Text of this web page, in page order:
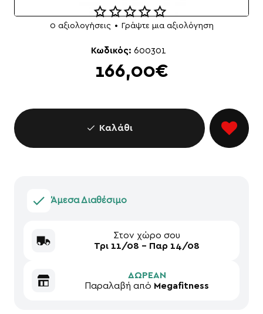
0 αξιολογήσεις • Γράψτε μια αξιολόγηση
166,00€
Κωδικός: 600301
Καλάθι
Άμεσα Διαθέσιμο
Στον χώρο σου
Τρι 11/08 - Παρ 14/08
ΔΩΡΕΑΝ
Παραλαβή από Megafitness